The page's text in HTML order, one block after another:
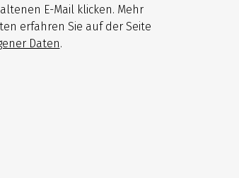
E-Mail klicken. Mehr
erfahren Sie auf der Seite
Daten.